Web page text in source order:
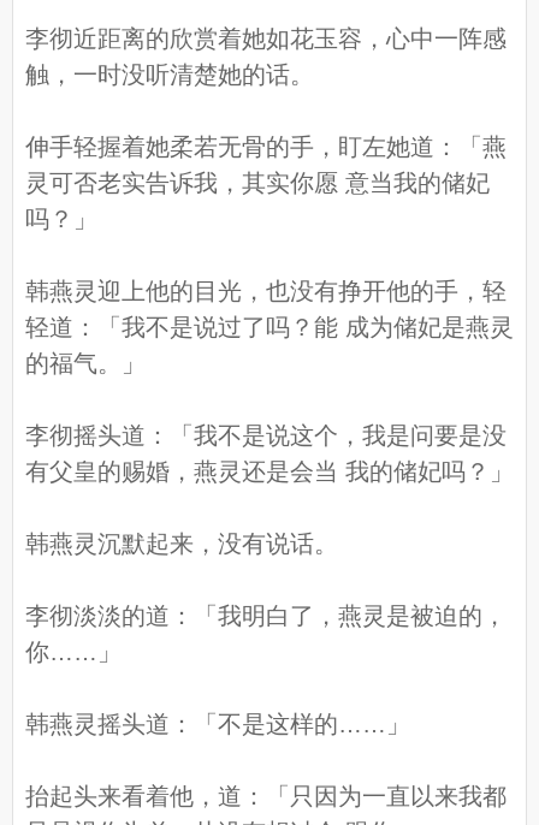
李彻近距离的欣赏着她如花玉容，心中一阵感
触，一时没听清楚她的话。
伸手轻握着她柔若无骨的手，盯左她道：「燕
灵可否老实告诉我，其实你愿 意当我的储妃
吗？」
韩燕灵迎上他的目光，也没有挣开他的手，轻
轻道：「我不是说过了吗？能 成为储妃是燕灵
的福气。」
李彻摇头道：「我不是说这个，我是问要是没
有父皇的赐婚，燕灵还是会当 我的储妃吗？」
韩燕灵沉默起来，没有说话。
李彻淡淡的道：「我明白了，燕灵是被迫的，
你……」
韩燕灵摇头道：「不是这样的……」
抬起头来看着他，道：「只因为一直以来我都